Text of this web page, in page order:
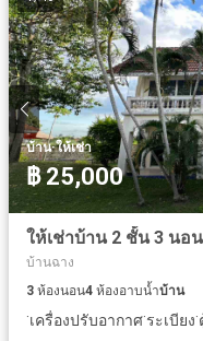
บ้าน·ให้เช่า
฿ 25,000
ให้เช่าบ้าน 2 ชั้น 3 นอ
บ้านฉาง
3 ห้องนอน4 ห้องอาบน้ำบ้าน
·เครื่องปรับอากาศ·ระเบียง·